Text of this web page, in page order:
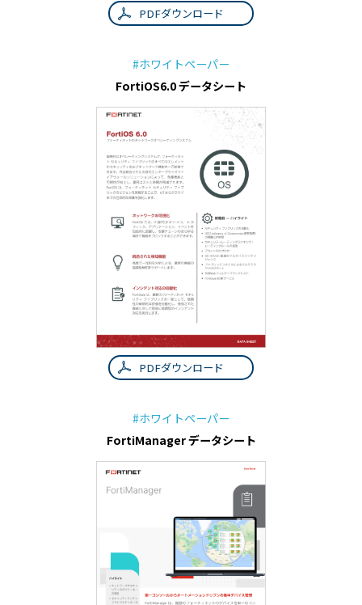
PDFダウンロード
#ホワイトペーパー
FortiOS6.0 データシート
PDFダウンロード
#ホワイトペーパー
FortiManager データシート